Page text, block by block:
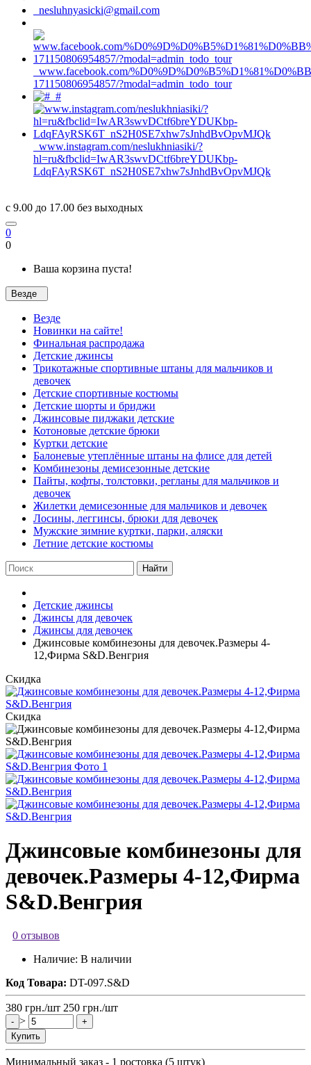
nesluhnyasicki@gmail.com
www.facebook.com/
171150806954857/?modal=admin_todo_tour
#
www.instagram.com/neslukhniasiki/?
hl=ru&fbclid=IwAR3swvDCtf6breYDUKbp-
LdqFAyRSK6T_nS2H0SE7xhw7sJnhdBvOpvMJQk
c 9.00 до 17.00 без выходных
0
0
Ваша корзина пуста!
Везде
Везде
Новинки на сайте!
Финальная распродажа
Детские джинсы
Трикотажные спортивные штаны для мальчиков и
девочек
Детские спортивные костюмы
Детские шорты и бриджи
Джинсовые пиджаки детские
Котоновые детские брюки
Куртки детские
Балоневые утеплённые штаны на флисе для детей
Комбинезоны демисезонные детские
Пайты, кофты, толстовки, регланы для мальчиков и
девочек
Жилетки демисезонные для мальчиков и девочек
Лосины, леггинсы, брюки для девочек
Мужские зимние куртки, парки, аляски
Летние детские костюмы
Найти
Детские джинсы
Джинсы для девочек
Джинсы для девочек
Джинсовые комбинезоны для девочек.Размеры 4-
12,Фирма S&D.Венгрия
Скидка
Скидка
Джинсовые комбинезоны для
девочек.Размеры 4-12,Фирма
S&D.Венгрия
0 отзывов
Наличие: В наличии
Код Товара: DT-097.S&D
380 грн./шт 250 грн./шт
- >
+
Купить
Минимальный заказ - 1 ростовка (5 штук)